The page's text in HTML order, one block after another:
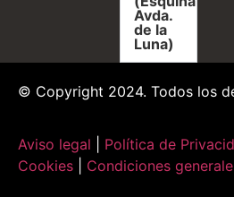
Avda.
de la
Luna)
© Copyright 2024. Todos los
Aviso legal Política de
Cookies
Condiciones